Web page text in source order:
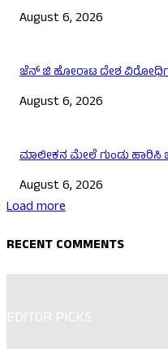
August 6, 2026
ಜೆನ್ ಜಿ ಹೋರಾಟ ದೇಶ
August 6, 2026
ಮಾಲೀಕನ ಮೇಲೆ ಗುಂಡು
August 6, 2026
Load more
RECENT COMMENTS
EDITOR PICKS